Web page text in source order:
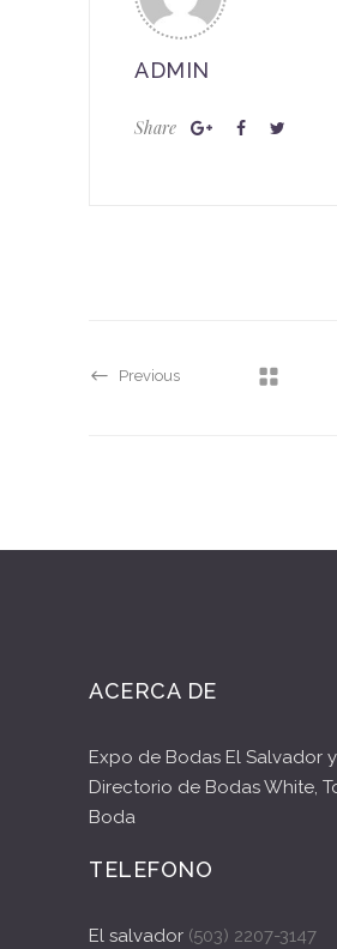
ADMIN
Share
Previous
ACERCA DE
Expo de Bodas El Salvador
Directorio de Bodas White,
Boda
TELEFONO
El salvador (503) 2207-3147